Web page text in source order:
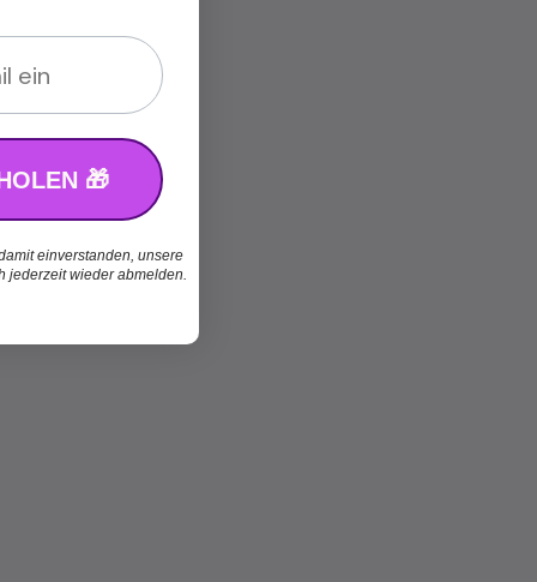
🎁
einverstanden, unsere
jederzeit wieder abmelden.